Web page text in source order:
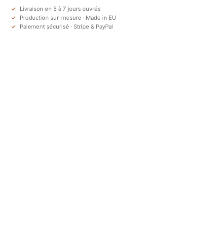
Livraison en 5 à 7 jours ouvrés
Production sur-mesure · Made in EU
Paiement sécurisé · Stripe & PayPal